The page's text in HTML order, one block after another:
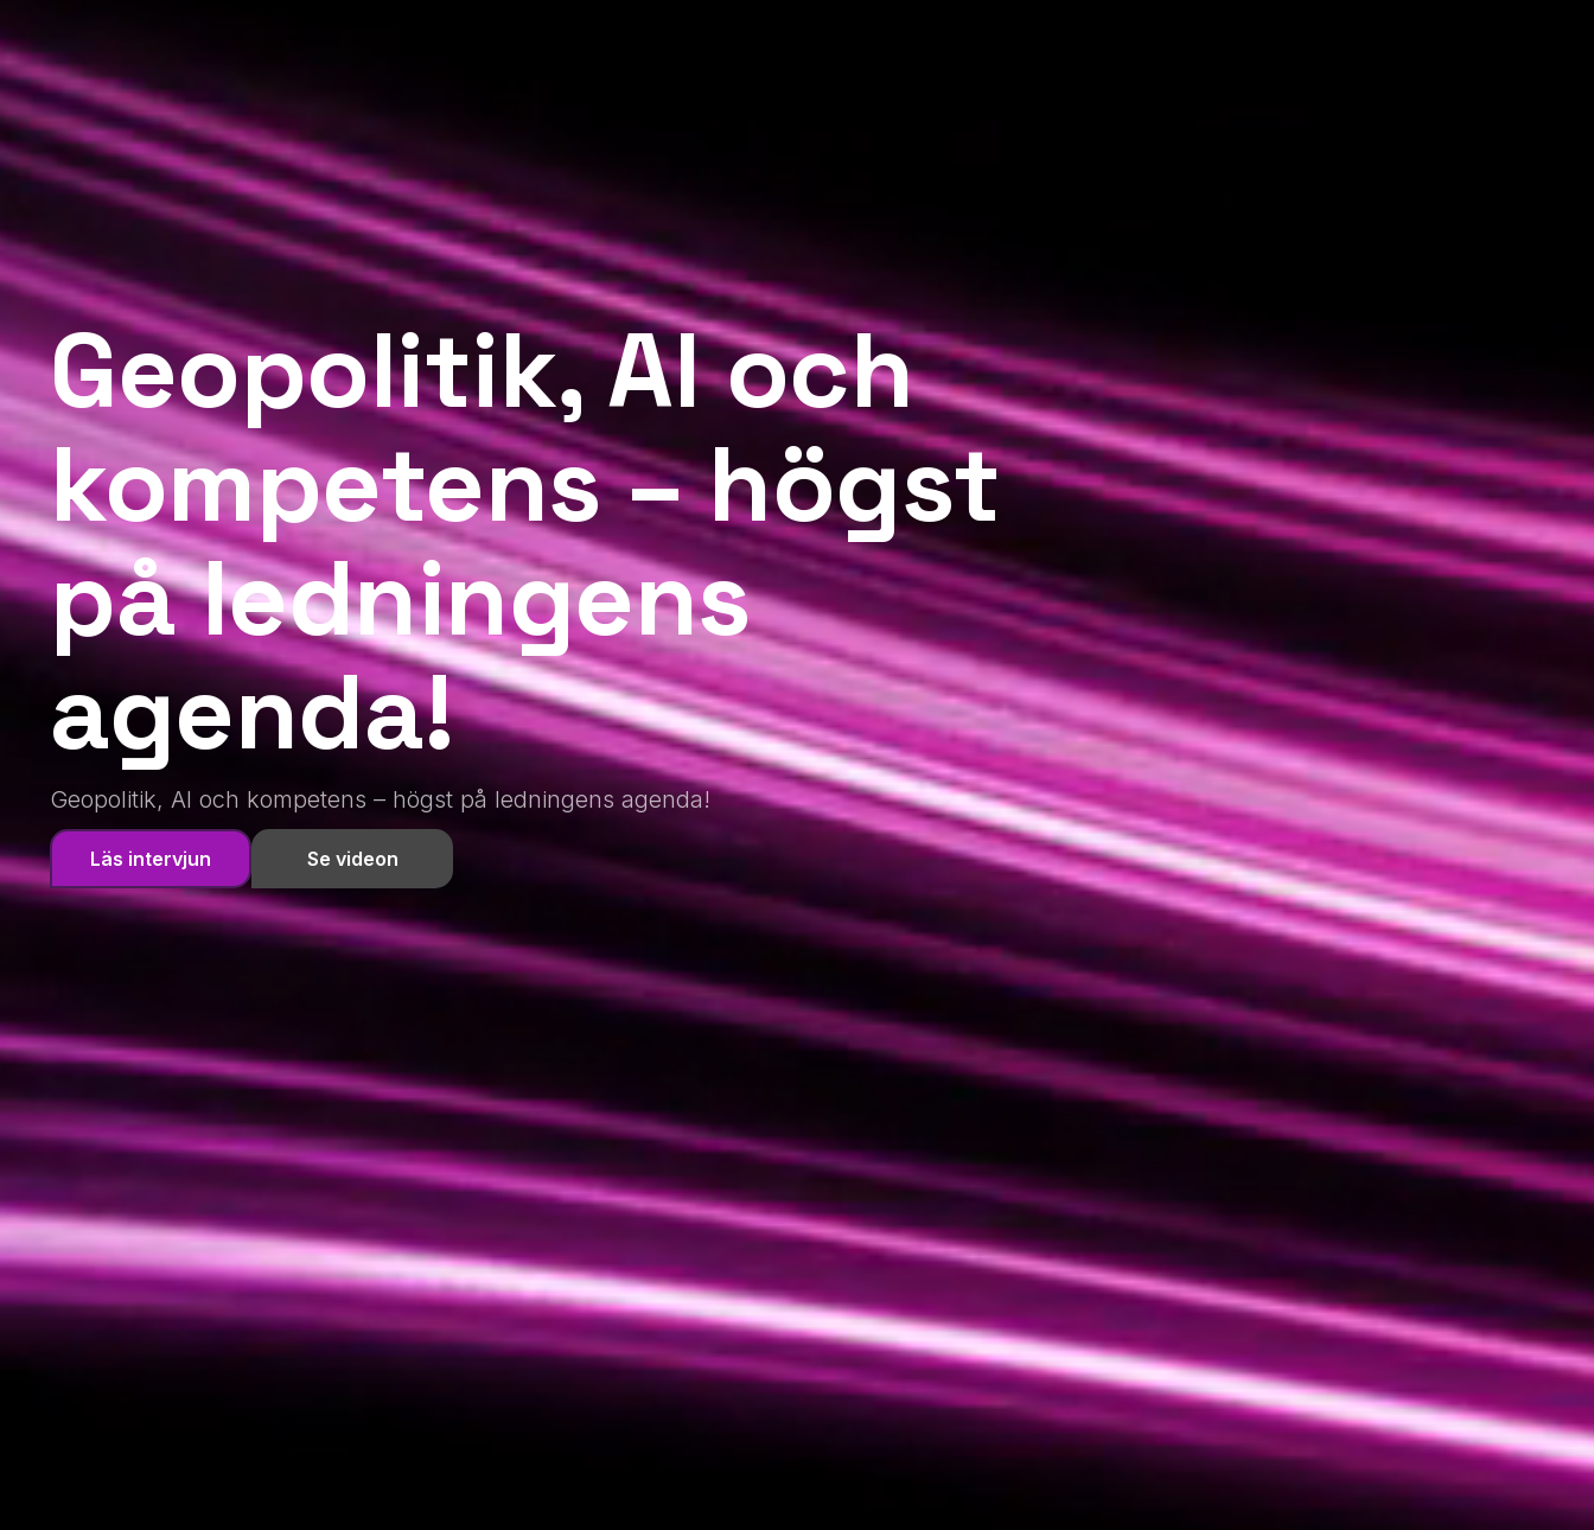
Geopolitik, AI och
kompetens – högst
på ledningens
agenda!
Geopolitik, AI och kompetens – högst på ledningens agenda!
Läs intervjun Se videon